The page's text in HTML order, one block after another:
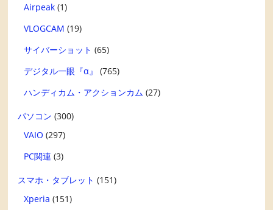
Airpeak (1)
VLOGCAM (19)
サイバーショット (65)
デジタル一眼『α』
(765)
ハンディカム・アクションカム (27)
パソコン (300)
VAIO (297)
PC関連 (3)
スマホ・タブレット (151)
Xperia (151)